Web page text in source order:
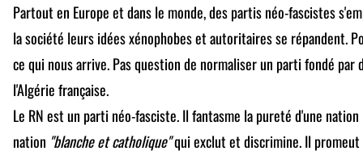
Partout en Europe et dans le monde, des partis néo-fascistes
la société leurs idées xénophobes et autoritaires se répandent.
ce qui nous arrive. Pas question de normaliser un parti fondé par
l'Algérie française.
Le RN est un parti néo-fasciste. Il fantasme la pureté d'une
nation "blanche et catholique"qui exclut et discrimine. Il